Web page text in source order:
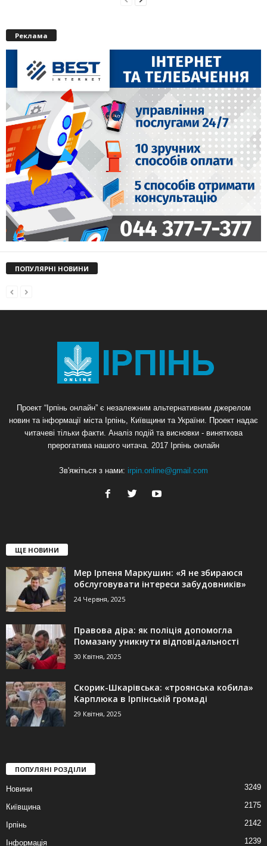
Реклама
ПОПУЛЯРНІ НОВИНИ
Проект “Ірпінь онлайн” є незалежним альтернативним джерелом
новин та інформації міста Ірпінь, Київщини та України. Проект надає
читачеві тільки факти. Аналіз подій та висновки - виняткова
прерогатива нашого читача. 2017 Ірпінь онлайн
Зв'яжіться з нами: irpin.online@gmail.com
ЩЕ НОВИНИ
Мер Ірпеня Маркушин: «Я не збираюся
обслуговувати інтереси забудовників»
24 Червня, 2025
Правова діра: як поліція допомогла
Помазану уникнути відповідальності
30 Квітня, 2025
Скорик-Шкарівська: «троянська кобила»
Карплюка в Ірпінській громаді
29 Квітня, 2025
ПОПУЛЯНІ РОЗДІЛИ
Новини 3249
Київщина 2175
Ірпінь 2142
Інформація 1239